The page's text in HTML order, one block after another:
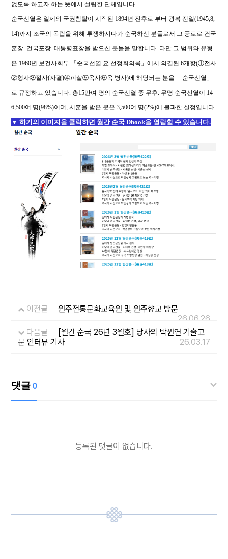
없도록 하고자 하는 뜻에서 설립한 단체입니다.
순국선열은 일제의 국권침탈이 시작된 1894년 전후로 부터 광복 전일(1945,8,
14)까지 조국의 독립을 위해 투쟁하시다가 순국하신 분들로서 그 공로로 건국
훈장. 건국포장. 대통령표창을 받으신 분들을 말합니다. 다만 그 범위와 유형
은 1960년 보건사회부 「순국선열 요 선정회의록」에서 의결된 6개항(①전사
②형사③절사(자결)④피살⑤옥사⑥옥 병사)에 해당되는 분을 「순국선열」
로 규정하고 있습니다. 총15만여 명의 순국선열 중 무후. 무명 순국선열이 14
6,500여 명(98%)이며, 서훈을 받은 분은 3,500여 명(2%)에 불과한 실정입니다.
▼ 하기의 이미지을 클릭하면 월간 순국 Dbook을 열람할 수 있습니다.
이전글
원주전통문화교육원 및 원주향교 방문
26.06.26
다음글
[월간 순국 26년 3월호] 당사의 박원연 기술고
문 인터뷰 기사
26.03.17
댓글 0
등록된 댓글이 없습니다.